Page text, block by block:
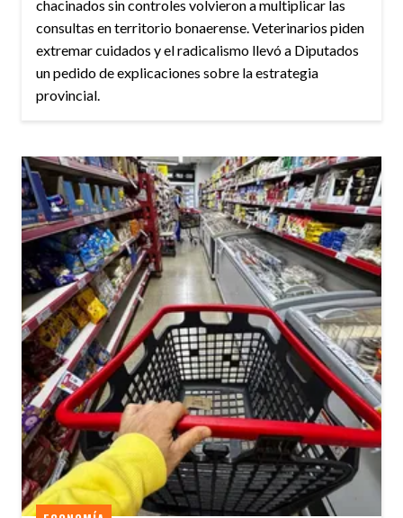
chacinados sin controles volvieron a multiplicar las
consultas en territorio bonaerense. Veterinarios piden
extremar cuidados y el radicalismo llevó a Diputados
un pedido de explicaciones sobre la estrategia
provincial.